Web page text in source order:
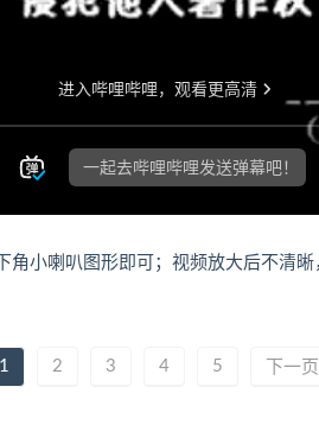
小喇叭图形即可；视频放大后不清
1 2 3 4 5 下一页